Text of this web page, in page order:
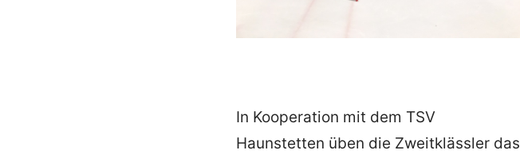
In Kooperation mit dem TSV
Haunstetten üben die Zweitklässler das